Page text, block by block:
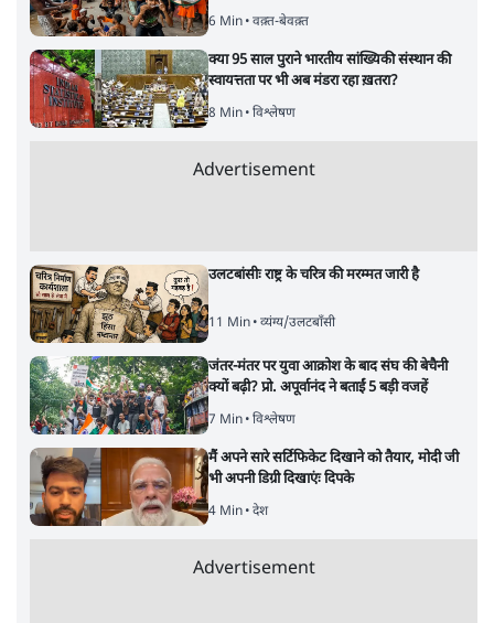
6 Min• वक़्त-बेवक़्त
क्या 95 साल पुराने भारतीय सांख्यिकी संस्थान की
स्वायत्तता पर भी अब मंडरा रहा ख़तरा?
8 Min• विश्लेषण
Advertisement
उलटबांसीः राष्ट्र के चरित्र की मरम्मत जारी है
11 Min• व्यंग्य/उलटबाँसी
जंतर-मंतर पर युवा आक्रोश के बाद संघ की बेचैनी
क्यों बढ़ी? प्रो. अपूर्वानंद ने बताईं 5 बड़ी वजहें
7 Min• विश्लेषण
मैं अपने सारे सर्टिफिकेट दिखाने को तैयार, मोदी जी
भी अपनी डिग्री दिखाएंः दिपके
4 Min• देश
Advertisement